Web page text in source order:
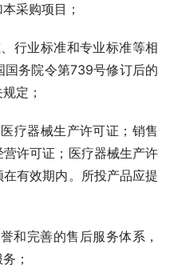
采购项目；
行业标准和专业标准等相
国务院令第739号修订后的
定；
疗器械生产许可证；销售
许可证；医疗器械生产许
有效期内。所投产品应提
和完善的售后服务体系，
；